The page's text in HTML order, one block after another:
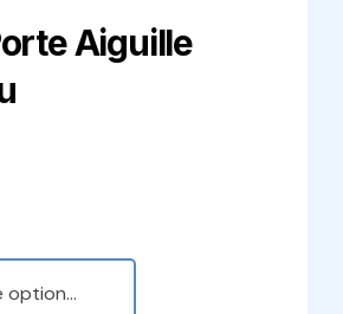
Aiguille